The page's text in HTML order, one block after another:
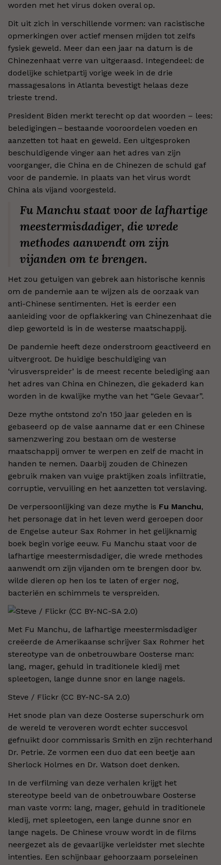
worden met het virus doken overal op.
Dit uit zich in verschillende vormen: van racistische
opmerkingen over actief mensen mijden tot zelfs
fysiek geweld. Meer dan een jaar na datum is de
Chinezenhaat verre van uitgeraasd. Integendeel: de
dodelijke schietpartij vorige week in de drie
massagesalons in Atlanta bevestigt helaas deze
trieste trend.
President Biden merkt terecht op dat woorden – lees:
beledigingen – bestaande vooroordelen voeden en
aanzetten tot haat en geweld. Een uitgesproken
beschuldigende vinger aan het adres van zijn
voorganger, die China en de Chinezen de schuld gaf
voor de pandemie. In plaats van het virus wordt
China als vijand voorgesteld.
Fu Manchu staat voor de lafhartige
meestermisdadiger, die wrede
methodes aanwendt om zijn
vijanden om te brengen.
Het zou getuigen van gebrek aan historische kennis
om de pandemie aan te wijzen als de oorzaak van
anti-Chinese sentimenten. Het is eerder een
aanleiding voor de opflakkering van Chinezenhaat die
diep geworteld is in de westerse maatschappij.
De pandemie heeft deze onderstroom geactiveerd en
uitvergroot. De huidige beschuldiging van
‘virusverspreider’ is de meest recente belediging aan
het adres van China en Chinezen, die gekaderd kan
worden in de kwalijke mythe van het “Gele Gevaar”.
Deze mythe ontstond zo’n 150 jaar geleden en is
gebaseerd op de valse aanname dat er een Chinese
samenzwering zou bestaan om de westerse
maatschappij omver te werpen en zelf de macht in
handen te nemen. Daarbij zouden de Chinezen
gebruik maken van vuige praktijken zoals infiltratie,
corruptie, vervuiling en het aanzetten tot verslaving.
De verpersoonlijking van deze mythe is Fu Manchu,
het personage dat in het leven werd geroepen door
de Engelse auteur Sax Rohmer in het gelijknamig
boek begin vorige eeuw. Fu Manchu staat voor de
lafhartige meestermisdadiger, die wrede methodes
aanwendt om zijn vijanden om te brengen door bv.
wilde dieren op hen los te laten of erger nog,
bacteriën en schimmels te verspreiden.
Met Fu Manchu, de lafhartige meestermisdadiger
creëerde de Amerikaanse schrijver Sax Rohmer het
stereotype van de onbetrouwbare Oosterse man:
lang, mager, gehuld in traditionele kledij met
spleetogen, lange dunne snor en lange nagels.
Steve / Flickr (CC BY-NC-SA 2.0)
Het snode plan van deze Oosterse superschurk om
de wereld te veroveren wordt echter succesvol
gefnuikt door commissaris Smith en zijn rechterhand
Dr. Petrie. Ze vormen een duo dat een beetje aan
Sherlock Holmes en Dr. Watson doet denken.
In de verfilming van deze verhalen krijgt het
stereotype beeld van de onbetrouwbare Oosterse
man vaste vorm: lang, mager, gehuld in traditionele
kledij, met spleetogen, een lange dunne snor en
lange nagels. De Chinese vrouw wordt in de films
neergezet als de gevaarlijke verleidster met slechte
intenties. Een schijnbaar gehoorzaam porseleinen